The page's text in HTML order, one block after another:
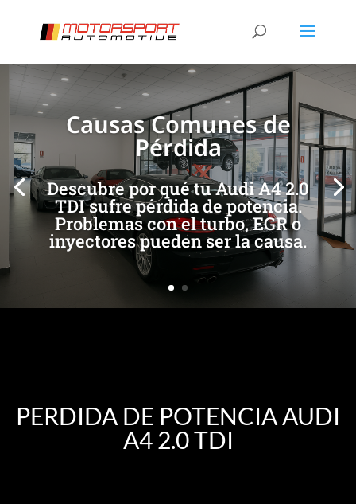
Causas Comunes de
Pérdida
Descubre por qué tu Audi A4 2.0
TDI sufre pérdida de potencia.
Problemas con el turbo, EGR o
inyectores pueden ser la causa.
[/et_pb_slide] [/et_pb_slide]
PERDIDA DE POTENCIA AUDI
A4 2.0 TDI